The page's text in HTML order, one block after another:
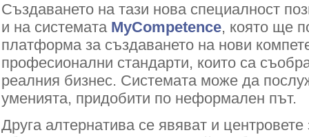
Създаването на тази нова специалност
и на системата MyCompetence, която ще
платформа за създаването на нови
професионални стандарти, които са
реалния бизнес. Системата може да
уменията, придобити по неформален път.
Друга алтернатива се явяват и